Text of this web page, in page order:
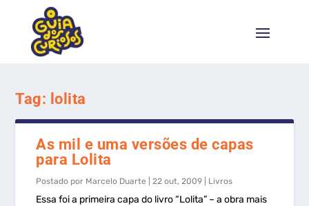
Tag: lolita
As mil e uma versões de capas
para Lolita
Postado por Marcelo Duarte |22 out, 2009 Livros
Essa foi a primeira capa do livro “Lolita” – a obra mais